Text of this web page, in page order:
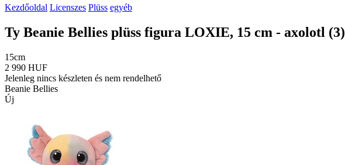
Kezdőoldal Licenszes Plüss egyéb
Ty Beanie Bellies plüss figura LOXIE, 15 cm - axolotl (3)
15cm
2 990 HUF
Jelenleg nincs készleten és nem rendelhető
Beanie Bellies
Új